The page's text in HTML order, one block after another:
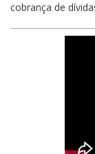
cobrança de